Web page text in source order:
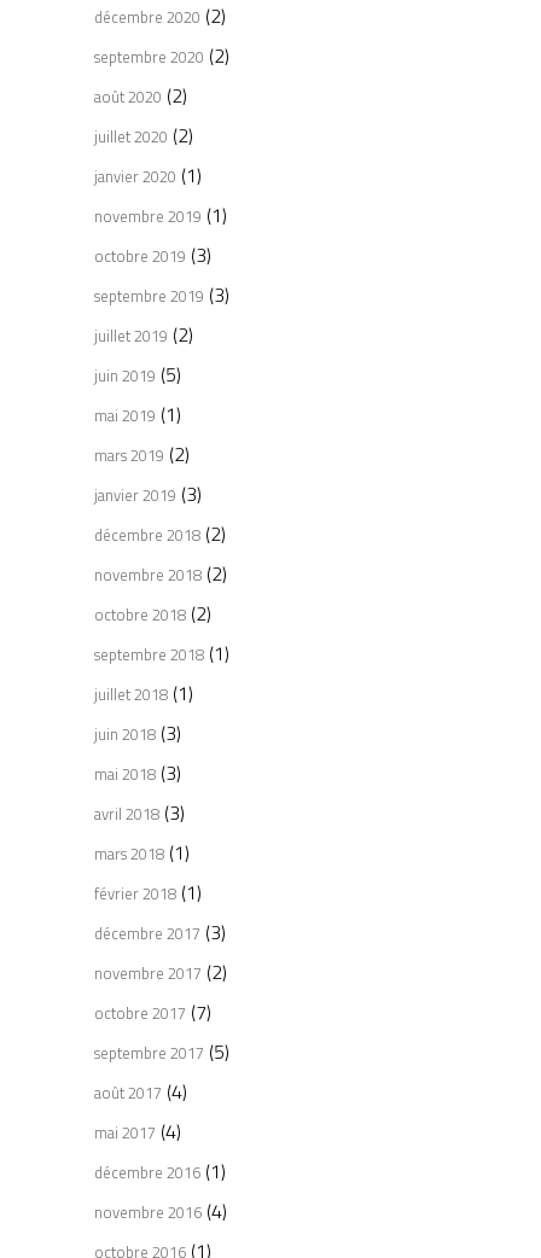
décembre 2020 (2)
septembre 2020 (2)
août 2020 (2)
juillet 2020 (2)
janvier 2020 (1)
novembre 2019 (1)
octobre 2019 (3)
septembre 2019 (3)
juillet 2019 (2)
juin 2019 (5)
mai 2019 (1)
mars 2019 (2)
janvier 2019 (3)
décembre 2018(2)
novembre 2018(2)
octobre 2018(2)
septembre 2018(1)
juillet 2018(1)
juin 2018(3)
mai 2018(3)
avril 2018(3)
mars 2018(1)
février 2018(1)
décembre 2017 (3)
novembre 2017 (2)
octobre 2017 (7)
septembre 2017 (5)
août 2017 (4)
mai 2017 (4)
décembre 2016(1)
novembre 2016(4)
octobre 2016(1)